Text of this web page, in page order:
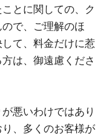
とに関しての、ク
で、ご理解のほ
て、料金だけに惹
は、御遠慮くださ
悪いわけではあり
、多くのお客様が